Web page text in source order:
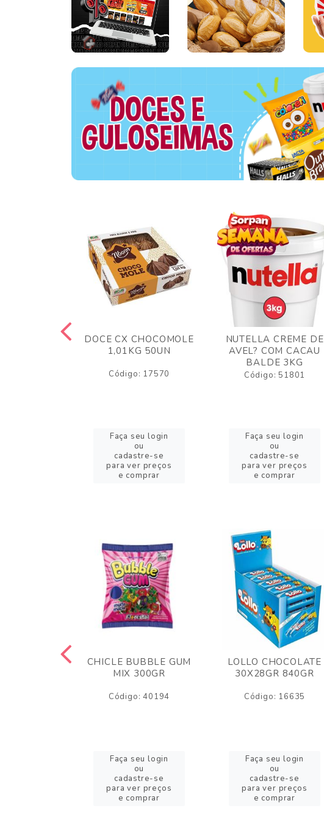
DOCE CX CHOCOMOLE
1,01KG 50UN
Código: 17570
Faça seu login
ou
cadastre-se
para ver preços
e comprar
NUTELLA CREME DE
AVEL? COM CACAU
BALDE 3KG
Código: 51801
Faça seu login
ou
cadastre-se
para ver preços
e comprar
CHICLE BUBBLE GUM
MIX 300GR
Código: 40194
Faça seu login
ou
cadastre-se
para ver preços
e comprar
LOLLO CHOCOLATE
30X28GR 840GR
Código: 16635
Faça seu login
ou
cadastre-se
para ver preços
e comprar